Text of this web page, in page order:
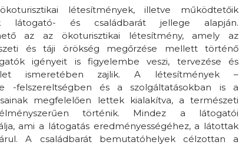
létesítmények, illetve működtetőik
látogató- és családbarát jellege alapján.
az az ökoturisztikai létesítmény, amely az
és táji örökség megőrzése mellett történő
igényeit is figyelembe veszi, tervezése és
ismeretében zajlik. A létesítmények –
-felszereltségben és a szolgáltatásokban is a
megfelelően lettek kialakítva, a természeti
történik. Mindez a látogatói
ami a látogatás eredményességéhez, a látottak
A családbarát bemutatóhelyek célzottan a